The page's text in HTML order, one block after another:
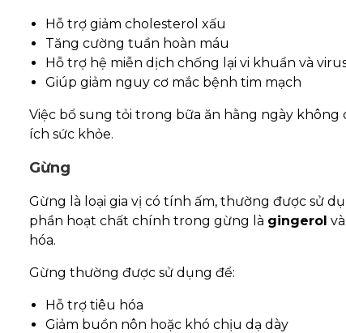
Hỗ trợ giảm cholesterol xấu
Tăng cường tuần hoàn máu
Hỗ trợ hệ miễn dịch chống lại vi khuẩn và
Giúp giảm nguy cơ mắc bệnh tim mạch
Việc bổ sung tỏi trong bữa ăn hằng ngày
ích sức khỏe.
Gừng
Gừng là loại gia vị có tính ấm, thường được sử
phần hoạt chất chính trong gừng là gingerol và
hóa.
Gừng thường được sử dụng để:
Hỗ trợ tiêu hóa
Giảm buồn nôn hoặc khó chịu dạ dày